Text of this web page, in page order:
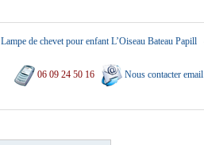
Lampe de chevet pour enfant L’Oiseau Bateau Papill
06 09 24 50 16 Nous contacter email